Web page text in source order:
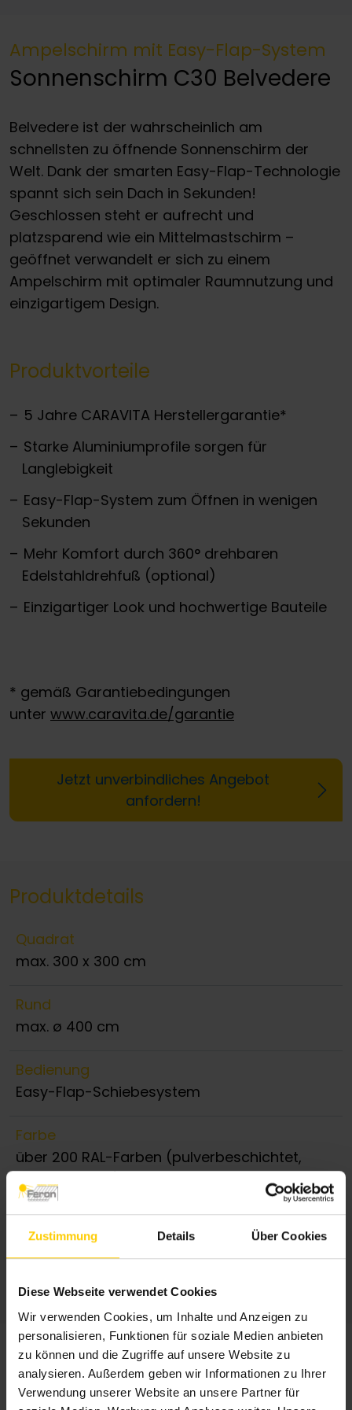
Zustimmung Details Über Cookies
Diese Webseite verwendet Cookies
Wir verwenden Cookies, um Inhalte und Anzeigen zu
personalisieren, Funktionen für soziale Medien anbieten
zu können und die Zugriffe auf unsere Website zu
analysieren. Außerdem geben wir Informationen zu Ihrer
Verwendung unserer Website an unsere Partner für
Ampelschirm mit Easy-Flap-System
Sonnenschirm C30 Belvedere
Belvedere ist der wahrscheinlich am
schnellsten zu öffnende Sonnenschirm der
Welt. Dank der smarten Easy-Flap-Technologie
spannt sich sein Dach in Sekunden!
Geschlossen steht er aufrecht und
platzsparend wie ein Mittelmastschirm –
geöffnet verwandelt er sich zu einem
Ampelschirm mit optimaler Raumnutzung und
einzigartigem Design.
Produktvorteile
5 Jahre CARAVITA Herstellergarantie*
Starke Aluminiumprofile sorgen für
Langlebigkeit
Easy-Flap-System zum Öffnen in wenigen
Sekunden
Mehr Komfort durch 360° drehbaren
Edelstahldrehfuß (optional)
Einzigartiger Look und hochwertige Bauteile
* gemäß Garantiebedingungen
unter www.caravita.de/garantie
Jetzt unverbindliches Angebot
anfordern!
Produktdetails
Quadrat
max. 300 x 300 cm
Rund
max. ø 400 cm
Bedienung
Easy-Flap-Schiebesystem
Farbe
über 200 RAL-Farben (pulverbeschichtet,
ohne Aufpreis)
über 120 Dessins aus 100% robuster Acryl-